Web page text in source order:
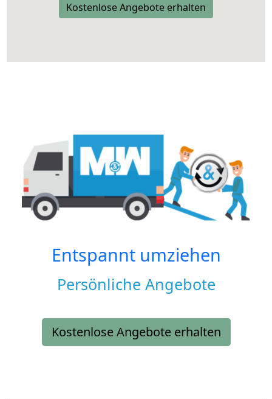
Kostenlose Angebote erhalten
Entspannt umziehen
Persönliche Angebote
Kostenlose Angebote erhalten